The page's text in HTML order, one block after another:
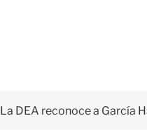
La DEA reconoce a García